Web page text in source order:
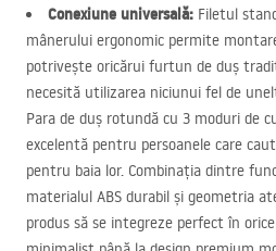
Conexiune universală: Filetul
mânerului ergonomic permite
potrivește oricărui furtun de duș
necesită utilizarea niciunui fel de
Para de duș rotundă cu 3 moduri de
excelentă pentru persoanele care
pentru baia lor. Combinația dintre
materialul ABS durabil și geometria
produs să se integreze perfect în